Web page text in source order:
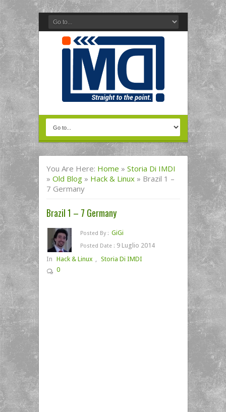
You Are Here: Home » Storia Di IMDI
» Old Blog » Hack & Linux » Brazil 1 –
7 Germany
Brazil 1 – 7 Germany
Posted By : GiGi
Posted Date : 9 Luglio 2014
In Hack & Linux , Storia Di IMDI
0